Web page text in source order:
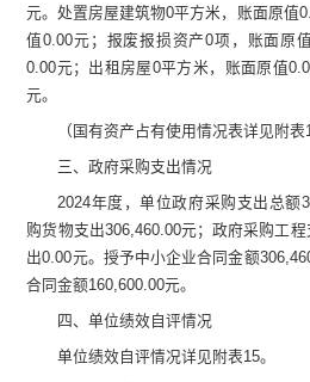
元。处置房屋建筑物0平方米，账面原值
值0.00元 ；报废报损资产0项，账面原值
0.00元；出租房屋0平方米，账面原值
元。
（ 国有资产占有使用情况表详见附表
三、政府采购支出情况
2024年度，单位政府采购支出总额
购货物支出306,460.00元；政府采购工程
出0.00元。授予中小企业合同金额
合同金额160,600.00元。
四、单位绩效自评情况
单位绩效自评情况详见附表15。